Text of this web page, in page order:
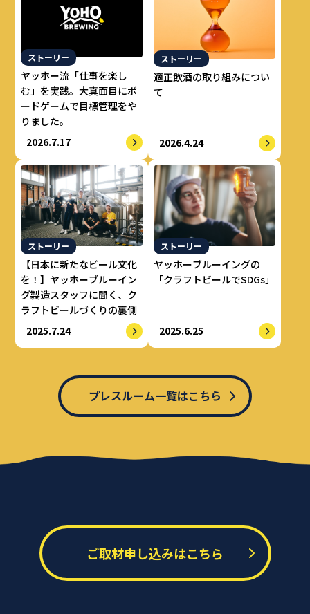
ストーリー
ヤッホー流「仕事を楽し
む」を実践。大真面目にボ
ードゲームで目標管理をや
りました。
2026.7.17
ストーリー
適正飲酒の取り組みについ
て
2026.4.24
ストーリー
【日本に新たなビール文化
を！】ヤッホーブルーイン
グ製造スタッフに聞く、ク
ラフトビールづくりの裏側
2025.7.24
ストーリー
ヤッホーブルーイングの
「クラフトビールでSDGs」
2025.6.25
プレスルーム一覧はこちら
ご取材申し込みはこちら